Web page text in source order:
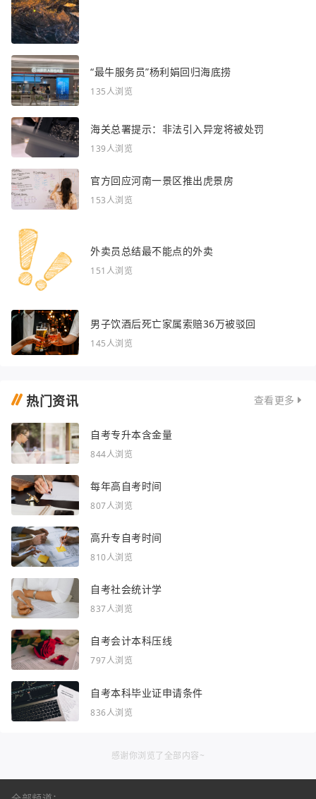
“最牛服务员”杨利娟回归海底捞
135人浏览
海关总署提示：非法引入异宠将被处罚
139人浏览
官方回应河南一景区推出虎景房
153人浏览
外卖员总结最不能点的外卖
151人浏览
男子饮酒后死亡家属索赔36万被驳回
145人浏览
热门资讯 查看更多
自考专升本含金量
844人浏览
每年高自考时间
807人浏览
高升专自考时间
810人浏览
自考社会统计学
837人浏览
自考会计本科压线
797人浏览
自考本科毕业证申请条件
836人浏览
感谢你浏览了全部内容~